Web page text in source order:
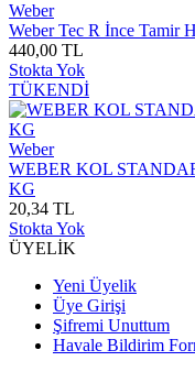
Weber
Weber Tec R İnce Tamir
440,00 TL
Stokta Yok
TÜKENDİ
Weber
WEBER KOL
KG
20,34 TL
Stokta Yok
ÜYELİK
Yeni Üyelik
Üye Girişi
Şifremi Unuttum
Havale Bildirim